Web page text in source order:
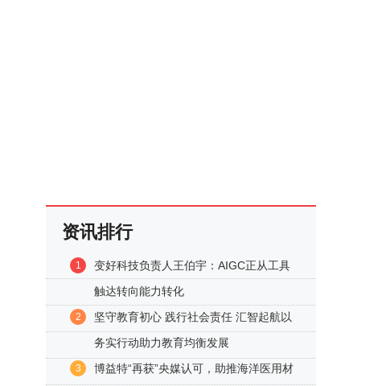
资讯排行
1
变好科技负责人王伯宇：AIGC正从工具
触达转向能力转化
2
坚守教育初心 践行社会责任 汇智起航以
务实行动助力教育均衡发展
3
博益特“再获”央媒认可，助推海洋医用材